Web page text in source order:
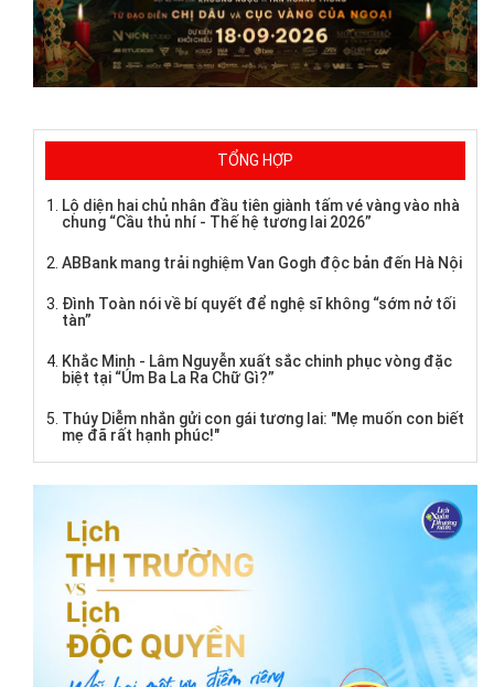
TỔNG HỢP
Lộ diện hai chủ nhân đầu tiên giành tấm vé vàng vào nhà
chung “Cầu thủ nhí - Thế hệ tương lai 2026”
ABBank mang trải nghiệm Van Gogh độc bản đến Hà Nội
Đình Toàn nói về bí quyết để nghệ sĩ không “sớm nở tối
tàn”
Khắc Minh - Lâm Nguyễn xuất sắc chinh phục vòng đặc
biệt tại “Úm Ba La Ra Chữ Gì?”
Thúy Diễm nhắn gửi con gái tương lai: "Mẹ muốn con biết
mẹ đã rất hạnh phúc!"